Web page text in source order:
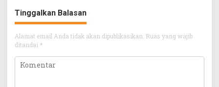
Tinggalkan Balasan
Alamat email Anda tidak akan dipublikasikan. Ruas yang wajib
ditandai *